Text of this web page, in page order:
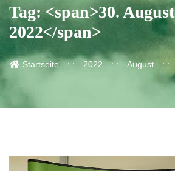
Tag: <span>30. August
2022</span>
Startseite 2022 August